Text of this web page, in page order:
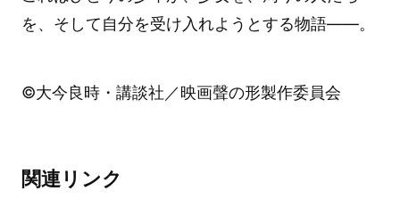
を、そして自分を受け入れようとする物語――。
©大今良時・講談社／映画聲の形製作委員会
関連リンク